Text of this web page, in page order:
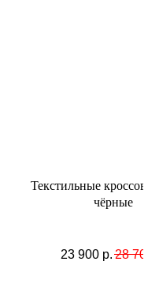
Текстильные
чёрные
23 900 р. 28 700